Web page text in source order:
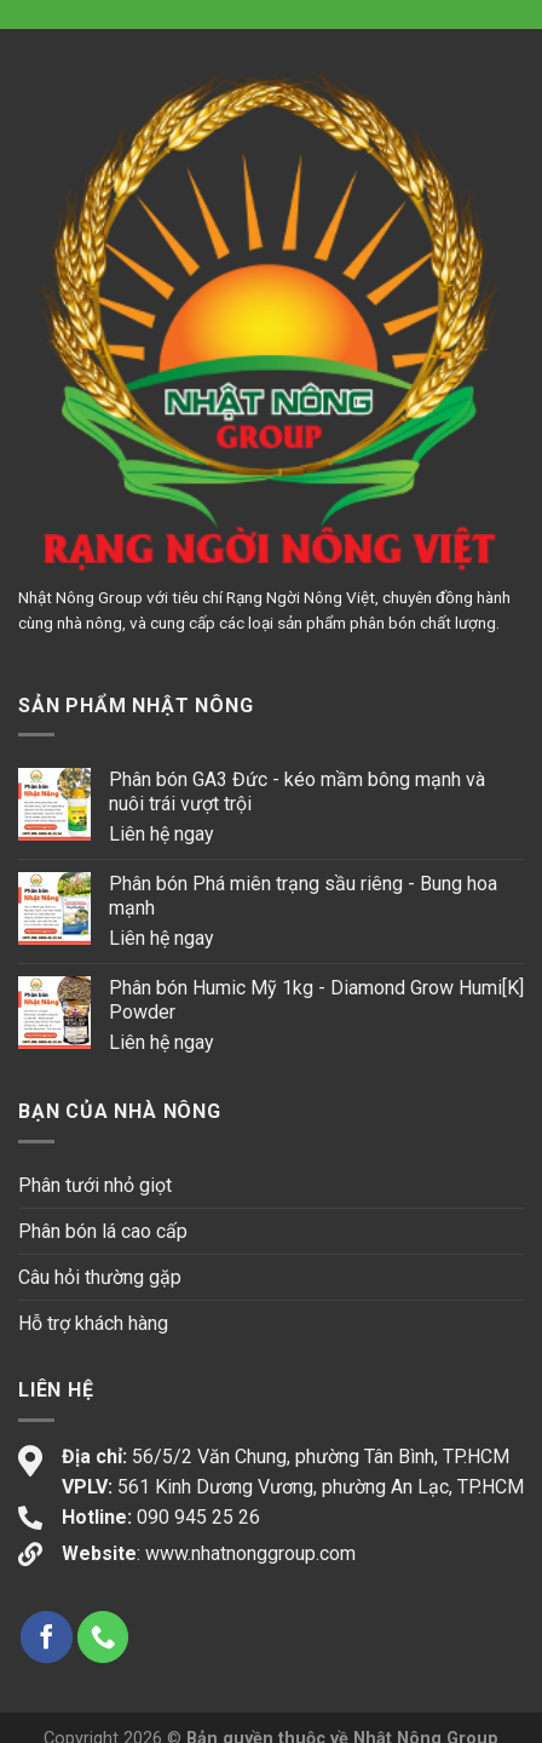
Nhật Nông Group với tiêu chí Rạng Ngời Nông Việt, chuyên đồng hành
cùng nhà nông, và cung cấp các loại sản phẩm phân bón chất lượng.
SẢN PHẨM NHẬT NÔNG
Phân bón GA3 Đức - kéo mầm bông mạnh và
nuôi trái vượt trội
Liên hệ ngay
Phân bón Phá miên trạng sầu riêng - Bung hoa
mạnh
Liên hệ ngay
Phân bón Humic Mỹ 1kg - Diamond Grow Humi[K]
Powder
Liên hệ ngay
BẠN CỦA NHÀ NÔNG
Phân tưới nhỏ giọt
Phân bón lá cao cấp
Câu hỏi thường gặp
Hỗ trợ khách hàng
LIÊN HỆ
Địa chỉ: 56/5/2 Văn Chung, phường Tân Bình, TP.HCM
VPLV: 561 Kinh Dương Vương, phường An Lạc, TP.HCM
Hotline: 090 945 25 26
Website: www.nhatnonggroup.com
Copyright 2026 © Bản quyền thuộc về Nhật Nông Group